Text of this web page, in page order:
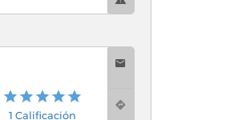
1 Calificación